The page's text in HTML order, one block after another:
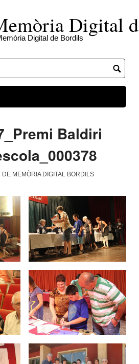
Digital
Digital de Bordils
Baldiri
DE MEMÒRIA DIGITAL BORDILS